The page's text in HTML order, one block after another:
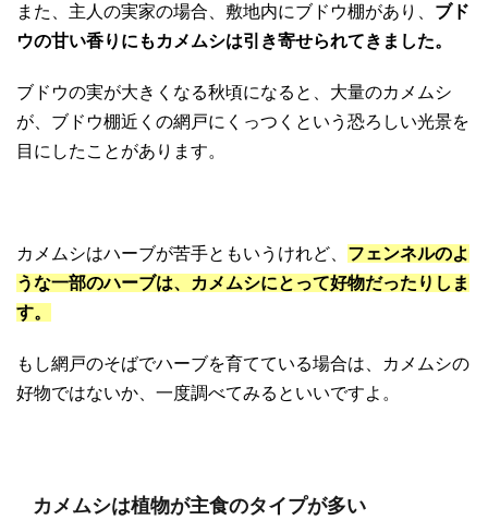
また、主人の実家の場合、敷地内にブドウ棚があり、 ブド
ウの甘い香りにもカメムシは引き寄せられてきました。
ブドウの実が大きくなる秋頃になると、大量のカメムシ
が、ブドウ棚近くの網戸にくっつくという恐ろしい光景を
目にしたことがあります。
カメムシはハーブが苦手ともいうけれど、 フェンネルのよ
うな一部のハーブは、カメムシにとって好物だったりしま
す。
もし網戸のそばでハーブを育てている場合は、カメムシの
好物ではないか、一度調べてみるといいですよ。
カメムシは植物が主食のタイプが多い